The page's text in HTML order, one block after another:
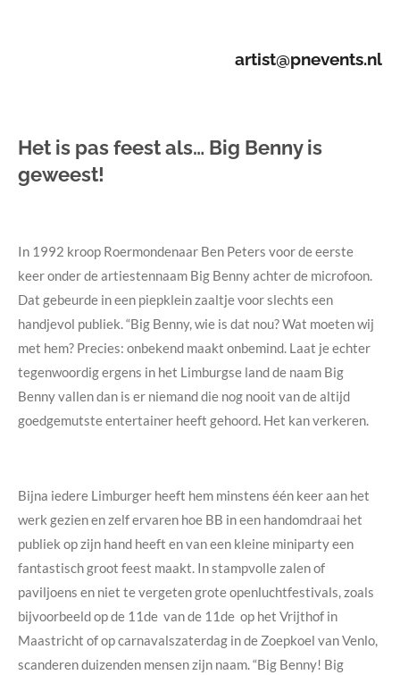
artist@pnevents.nl
Het is pas feest als… Big Benny is
geweest!
In 1992 kroop Roermondenaar Ben Peters voor de eerste
keer onder de artiestennaam Big Benny achter de microfoon.
Dat gebeurde in een piepklein zaaltje voor slechts een
handjevol publiek. “Big Benny, wie is dat nou? Wat moeten wij
met hem? Precies: onbekend maakt onbemind. Laat je echter
tegenwoordig ergens in het Limburgse land de naam Big
Benny vallen dan is er niemand die nog nooit van de altijd
goedgemutste entertainer heeft gehoord. Het kan verkeren.
Bijna iedere Limburger heeft hem minstens één keer aan het
werk gezien en zelf ervaren hoe BB in een handomdraai het
publiek op zijn hand heeft en van een kleine miniparty een
fantastisch groot feest maakt. In stampvolle zalen of
paviljoens en niet te vergeten grote openluchtfestivals, zoals
bijvoorbeeld op de 11de van de 11de op het Vrijthof in
Maastricht of op carnavalszaterdag in de Zoepkoel van Venlo,
scanderen duizenden mensen zijn naam. “Big Benny! Big